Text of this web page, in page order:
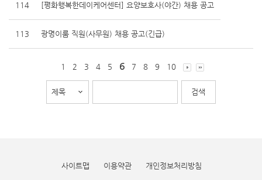
114 [평화행복한데이케어센터] 요양보호사(야간) 채용 공고
113 광명이룸 직원(사무원) 채용 공고(긴급)
1 2 3 4 5 6 7 8 9 10
사이트맵 이용약관 개인정보처리방침